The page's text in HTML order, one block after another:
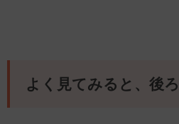
よく見てみると、後